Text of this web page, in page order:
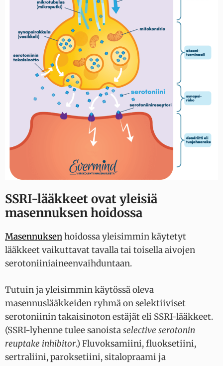
SSRI-lääkkeet ovat yleisiä
masennuksen hoidossa
Masennuksenhoidossa yleisimmin käytetyt
lääkkeet vaikuttavat tavalla tai toisella aivojen
serotoniiniaineenvaihduntaan.
Tutuin ja yleisimmin käytössä oleva
masennuslääkkeiden ryhmä on selektiiviset
serotoniinin takaisinoton estäjät eli SSRI-lääkkeet.
(SSRI-lyhenne tulee sanoistaselective serotonin
reuptake inhibitor.) Fluvoksamiini, fluoksetiini,
sertraliini, paroksetiini, sitalopraami ja